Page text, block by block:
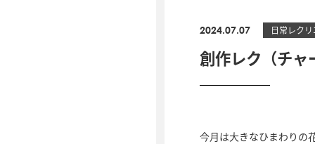
2024.07.07 日常レク
創作レク（チャ
今月は大きなひまわりの